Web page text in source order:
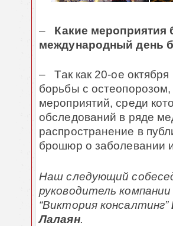
– Какие мероприятия
международный день
– Так как 20-ое
борьбы с
мероприятий, среди
обследований в ряде
распространение в
брошюр о заболевании
Наш следующий
руководитель компании
“Виктория консалтинг”
Лалаян.